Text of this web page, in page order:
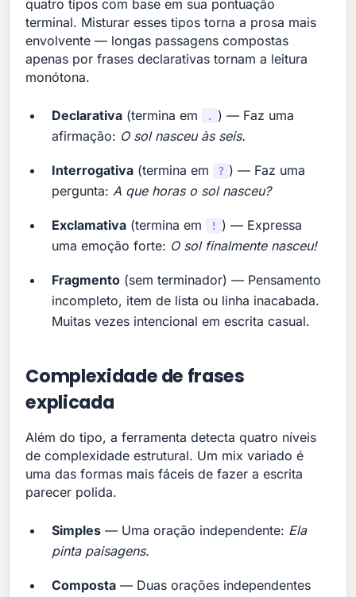
quatro tipos com base em sua pontuação
terminal. Misturar esses tipos torna a prosa mais
envolvente — longas passagens compostas
apenas por frases declarativas tornam a leitura
monótona.
Declarativa(termina em .
) — Faz uma
afirmação: O sol nasceu às seis.
Interrogativa(termina em ? ) — Faz uma
pergunta: A que horas o sol nasceu?
Exclamativa(termina em !
) — Expressa
uma emoção forte: O sol finalmente nasceu!
Fragmento(sem terminador) — Pensamento
incompleto, item de lista ou linha inacabada.
Muitas vezes intencional em escrita casual.
Complexidade de frases
explicada
Além do tipo, a ferramenta detecta quatro níveis
de complexidade estrutural. Um mix variado é
uma das formas mais fáceis de fazer a escrita
parecer polida.
Simples— Uma oração independente: Ela
pinta paisagens.
Composta— Duas orações independentes